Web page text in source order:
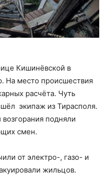
Кишинёвской в
На место происшествия
расчёта. Чуть
экипаж из Тирасполя.
подняли
смен.
от электро-, газо- и
жильцов.